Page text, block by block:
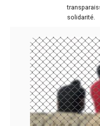
solidarité.